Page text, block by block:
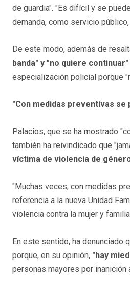
de guardia". "Es difícil y se
demanda, como servicio
De este modo, además de
banda" y "no quiere
especialización policial porque
"Con medidas preventivas
Palacios, que se ha mostrado
también ha reivindicado que
víctima de violencia de
"Muchas veces, con medidas
referencia a la nueva Unidad
violencia contra la mujer y
En este sentido, ha denunciado
porque, en su opinión, "hay
personas mayores por inanición